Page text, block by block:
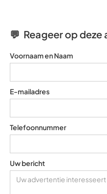
💬 Reageer op
Voornaam en Naam
E-mailadres
Telefoonnummer
Uw bericht